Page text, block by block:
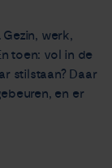
werk,
toen: vol in de
stilstaan? Daar
en er